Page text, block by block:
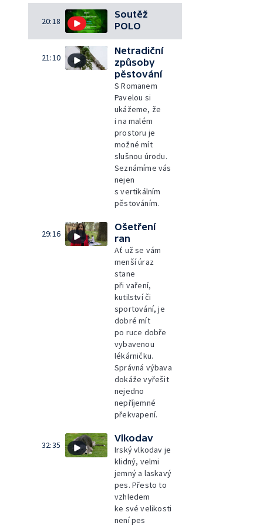
20:18
Soutěž
POLO
21:10
Netradiční
způsoby
pěstování
S Romanem
Pavelou si
ukážeme, že
i na malém
prostoru je
možné mít
slušnou úrodu.
Seznámíme vás
nejen
s vertikálním
pěstováním.
29:16
Ošetření
ran
Ať už se vám
menší úraz
stane
při vaření,
kutilství či
sportování, je
dobré mít
po ruce dobře
vybavenou
lékárničku.
Správná výbava
dokáže vyřešit
nejedno
nepříjemné
překvapení.
32:35
Vlkodav
Irský vlkodav je
klidný, velmi
jemný a laskavý
pes. Přesto to
vzhledem
ke své velikosti
není pes